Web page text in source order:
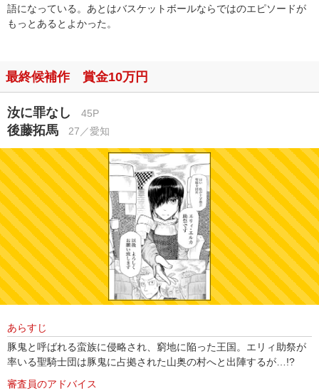
語になっている。あとはバスケットボールならではのエピソードが
もっとあるとよかった。
最終候補作 賞金10万円
汝に罪なし 45P
後藤拓馬 27／愛知
あらすじ
豚鬼と呼ばれる蛮族に侵略され、窮地に陥った王国。エリィ助祭が
率いる聖騎士団は豚鬼に占拠された山奥の村へと出陣するが…!?
審査員のアドバイス